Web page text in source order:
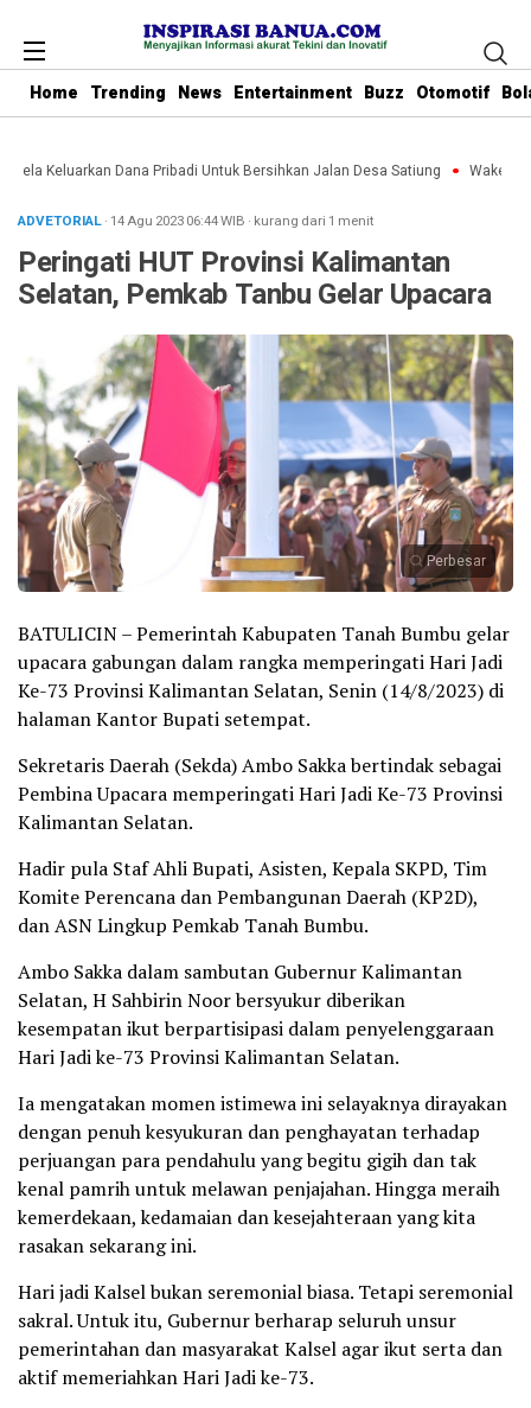
Home Trending News Entertainment Buzz Otomotif
Keluarkan Dana Pribadi Untuk Bersihkan Jalan Desa Satiung Waket
ADVETORIAL· 14 Agu 202306:44WIB · kurang dari 1 menit
Peringati HUT Provinsi Kalimantan
Selatan, Pemkab Tanbu Gelar Upacara
Perbesar
BATULICIN – Pemerintah Kabupaten Tanah Bumbu gelar
upacara gabungan dalam rangka memperingati Hari Jadi
Ke-73 Provinsi Kalimantan Selatan, Senin (14/8/2023) di
halaman Kantor Bupati setempat.
Sekretaris Daerah (Sekda) Ambo Sakka bertindak sebagai
Pembina Upacara memperingati Hari Jadi Ke-73 Provinsi
Kalimantan Selatan.
Hadir pula Staf Ahli Bupati, Asisten, Kepala SKPD, Tim
Komite Perencana dan Pembangunan Daerah (KP2D),
dan ASN Lingkup Pemkab Tanah Bumbu.
Ambo Sakka dalam sambutan Gubernur Kalimantan
Selatan, H Sahbirin Noor bersyukur diberikan
kesempatan ikut berpartisipasi dalam penyelenggaraan
Hari Jadi ke-73 Provinsi Kalimantan Selatan.
Ia mengatakan momen istimewa ini selayaknya dirayakan
dengan penuh kesyukuran dan penghayatan terhadap
perjuangan para pendahulu yang begitu gigih dan tak
kenal pamrih untuk melawan penjajahan. Hingga meraih
kemerdekaan, kedamaian dan kesejahteraan yang kita
rasakan sekarang ini.
Hari jadi Kalsel bukan seremonial biasa. Tetapi seremonial
sakral. Untuk itu, Gubernur berharap seluruh unsur
pemerintahan dan masyarakat Kalsel agar ikut serta dan
aktif memeriahkan Hari Jadi ke-73.